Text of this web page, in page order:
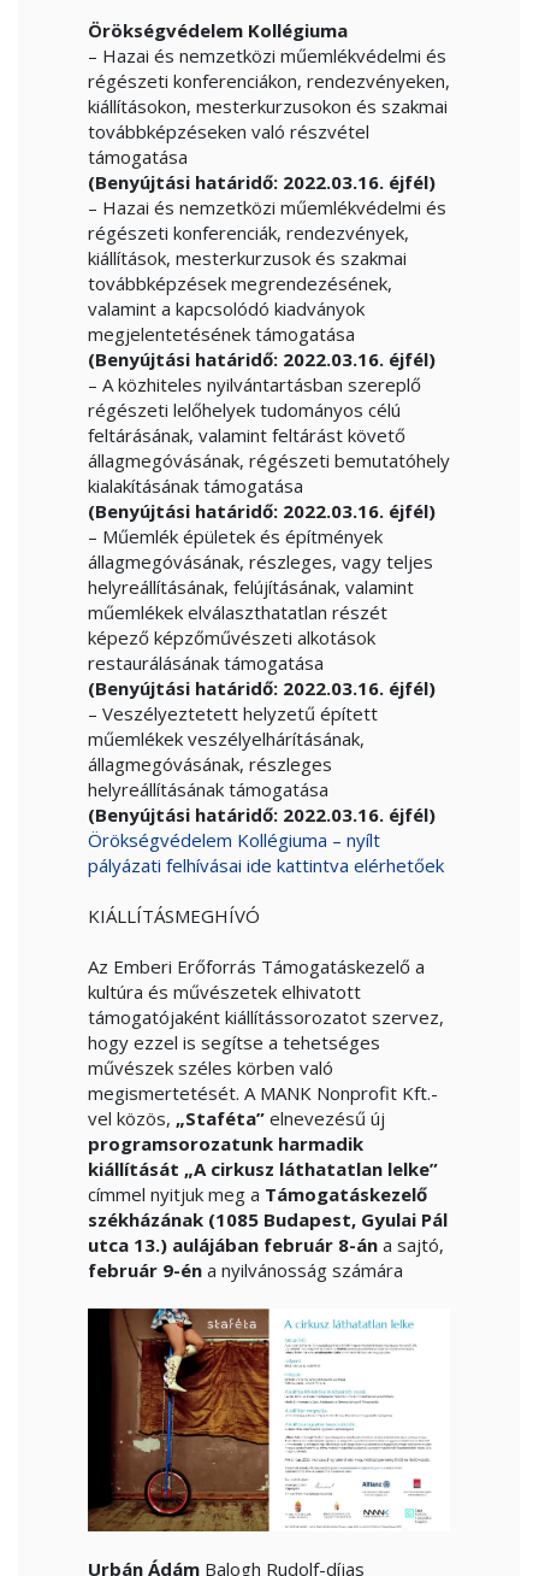
Örökségvédelem Kollégiuma
– Hazai és nemzetközi műemlékvédelmi és
régészeti konferenciákon, rendezvényeken,
kiállításokon, mesterkurzusokon és szakmai
továbbképzéseken való részvétel
támogatása
(Benyújtási határidő: 2022.03.16. éjfél)
– Hazai és nemzetközi műemlékvédelmi és
régészeti konferenciák, rendezvények,
kiállítások, mesterkurzusok és szakmai
továbbképzések megrendezésének,
valamint a kapcsolódó kiadványok
megjelentetésének támogatása
(Benyújtási határidő: 2022.03.16. éjfél)
– A közhiteles nyilvántartásban szereplő
régészeti lelőhelyek tudományos célú
feltárásának, valamint feltárást követő
állagmegóvásának, régészeti bemutatóhely
kialakításának támogatása
(Benyújtási határidő: 2022.03.16. éjfél)
– Műemlék épületek és építmények
állagmegóvásának, részleges, vagy teljes
helyreállításának, felújításának, valamint
műemlékek elválaszthatatlan részét
képező képzőművészeti alkotások
restaurálásának támogatása
(Benyújtási határidő: 2022.03.16. éjfél)
– Veszélyeztetett helyzetű épített
műemlékek veszélyelhárításának,
állagmegóvásának, részleges
helyreállításának támogatása
(Benyújtási határidő: 2022.03.16. éjfél)
Örökségvédelem Kollégiuma – nyílt
pályázati felhívásai ide kattintva elérhetőek
KIÁLLÍTÁSMEGHÍVÓ
Az Emberi Erőforrás Támogatáskezelő a
kultúra és művészetek elhivatott
támogatójaként kiállítássorozatot szervez,
hogy ezzel is segítse a tehetséges
művészek széles körben való
megismertetését. A MANK Nonprofit Kft.-
vel közös, „Staféta” elnevezésű új
programsorozatunk harmadik
kiállítását „A cirkusz láthatatlan lelke”
címmel nyitjuk meg a Támogatáskezelő
székházának (1085 Budapest, Gyulai Pál
utca 13.) aulájában február 8-án a sajtó,
február 9-én a nyilvánosság számára
Urbán Ádám Balogh Rudolf-díjas